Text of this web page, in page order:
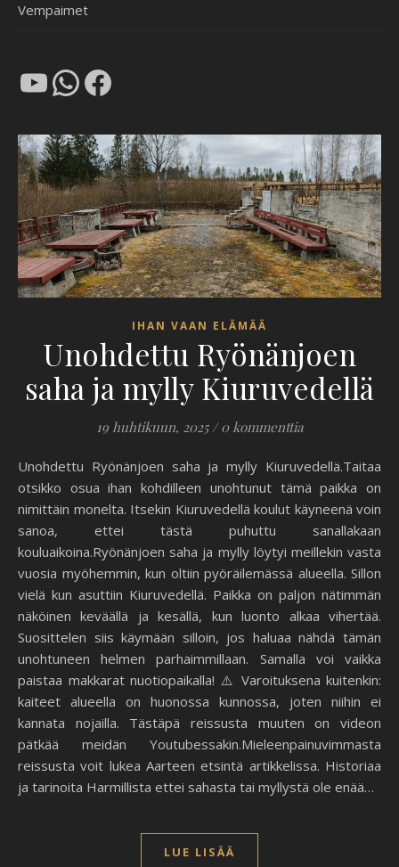
Vempaimet
YouTubeWhatsApp
Facebook
IHAN VAAN ELÄMÄÄ
Unohdettu Ryönänjoen
saha ja mylly Kiuruvedellä
19 huhtikuun, 2025 / 0 kommenttia
Unohdettu Ryönänjoen saha ja mylly Kiuruvedellä.Taitaa
otsikko osua ihan kohdilleen unohtunut tämä paikka on
nimittäin monelta. Itsekin Kiuruvedellä koulut käyneenä voin
sanoa, ettei tästä puhuttu sanallakaan
kouluaikoina.Ryönänjoen saha ja mylly löytyi meillekin vasta
vuosia myöhemmin, kun oltiin pyöräilemässä alueella. Sillon
vielä kun asuttiin Kiuruvedellä. Paikka on paljon nätimmän
näköinen keväällä ja kesällä, kun luonto alkaa vihertää.
Suosittelen siis käymään silloin, jos haluaa nähdä tämän
unohtuneen helmen parhaimmillaan. Samalla voi vaikka
paistaa makkarat nuotiopaikalla! ⚠️ Varoituksena kuitenkin:
kaiteet alueella on huonossa kunnossa, joten niihin ei
kannata nojailla. Tästäpä reissusta muuten on videon
pätkää meidän Youtubessakin.Mieleenpainuvimmasta
reissusta voit lukea Aarteen etsintä artikkelissa. Historiaa
ja tarinoita Harmillista ettei sahasta tai myllystä ole enää…
LUE LISÄÄ